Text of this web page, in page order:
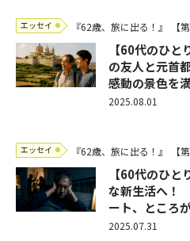
エッセイ 『62歳、旅に出る！』 【
【60代のひ
の友人と元首
感動の景色を
2025.08.01
エッセイ 『62歳、旅に出る！』 【
【60代のひ
な新生活へ！
ート、ところ
2025.07.31